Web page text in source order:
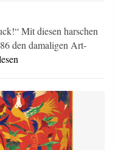
Mit diesen harschen
den damaligen Art-